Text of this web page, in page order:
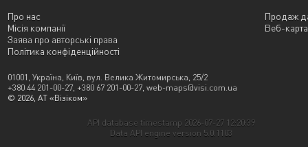
Про нас
Місія компанії
Заява про авторські права
Політика конфіденційності
Продаж
Веб-карта
01001, Україна, Київ, вул. Велика Житомирська, 25/2
+380 44 201-00-27, +380 67 201-00-27, web-maps@visi.com.ua
© 2026, АТ «Візіком»
API database timestamp 2026-07-27 12:20:39
Data API engine version 5.0.1103